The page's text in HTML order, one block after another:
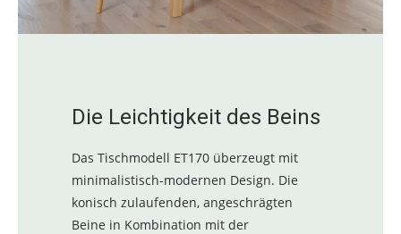
Die Leichtigkeit des Beins
Das Tischmodell ET170 überzeugt mit
minimalistisch-modernen Design. Die
konisch zulaufenden, angeschrägten
Beine in Kombination mit der